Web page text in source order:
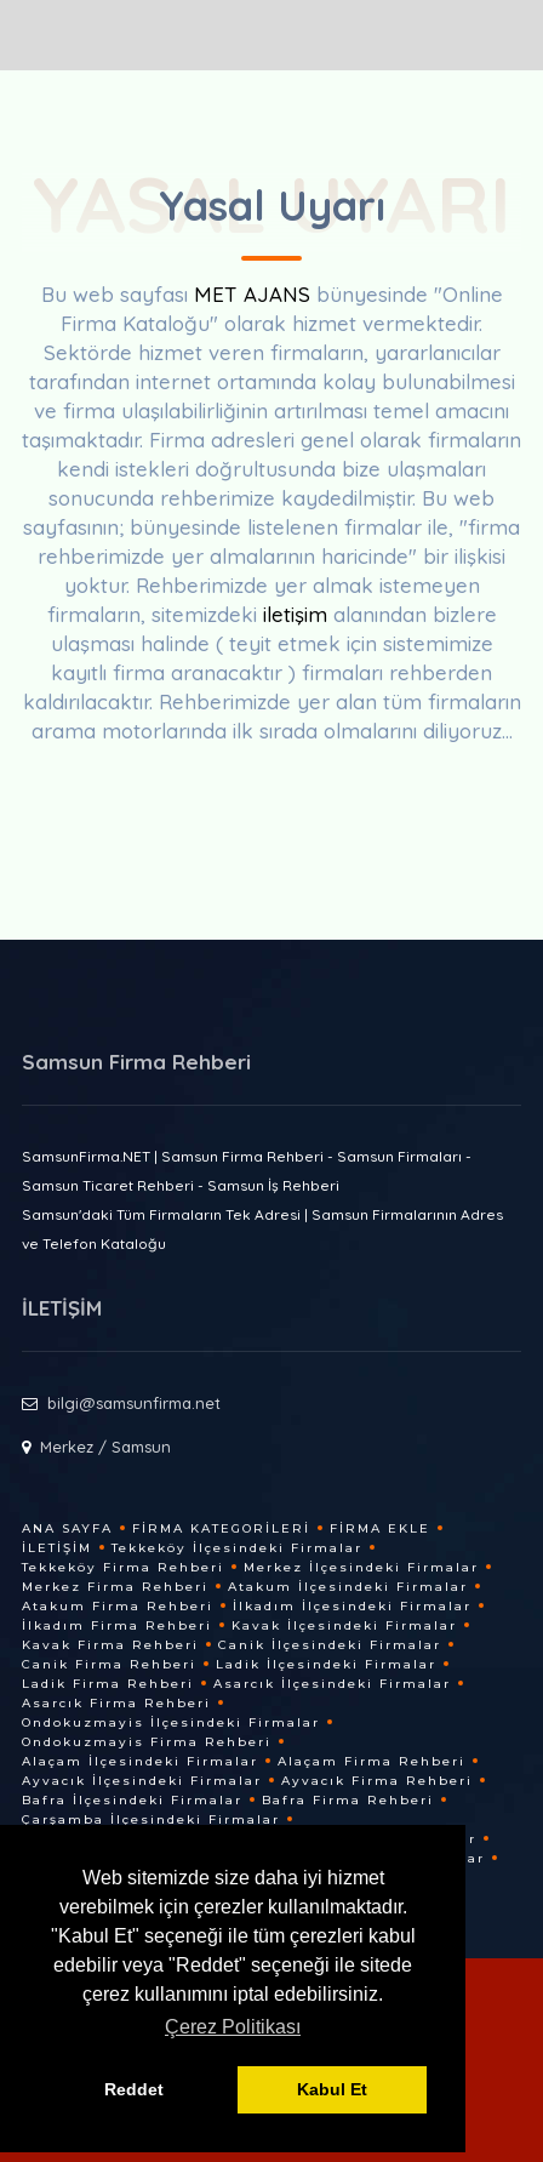
Web sitemizde size daha iyi hizmet
verebilmek için çerezler kullanılmaktadır.
"Kabul Et" seçeneği ile tüm çerezleri kabul
edebilir veya "Reddet" seçeneği ile sitede
çerez kullanımını iptal edebilirsiniz.
Çerez Politikası
Reddet Kabul Et
Yasal Uyarı
YASAL UYARI
Bu web sayfası MET AJANS bünyesinde "Online
Firma Kataloğu" olarak hizmet vermektedir.
Sektörde hizmet veren firmaların, yararlanıcılar
tarafından internet ortamında kolay bulunabilmesi
ve firma ulaşılabilirliğinin artırılması temel amacını
taşımaktadır. Firma adresleri genel olarak firmaların
kendi istekleri doğrultusunda bize ulaşmaları
sonucunda rehberimize kaydedilmiştir. Bu web
sayfasının; bünyesinde listelenen firmalar ile, "firma
rehberimizde yer almalarının haricinde" bir ilişkisi
yoktur. Rehberimizde yer almak istemeyen
firmaların, sitemizdeki iletişim alanından bizlere
ulaşması halinde ( teyit etmek için sistemimize
kayıtlı firma aranacaktır ) firmaları rehberden
kaldırılacaktır. Rehberimizde yer alan tüm firmaların
arama motorlarında ilk sırada olmalarını diliyoruz...
Samsun Firma Rehberi
SamsunFirma.NET | Samsun Firma Rehberi - Samsun Firmaları -
Samsun Ticaret Rehberi - Samsun İş Rehberi
Samsun'daki Tüm Firmaların Tek Adresi | Samsun Firmalarının Adres
ve Telefon Kataloğu
İLETİŞİM
bilgi@samsunfirma.net
Merkez / Samsun
ANA SAYFA FIRMA KATEGORILERI
FIRMA EKLE
İLETIŞIM
Tekkeköy İlçesindeki Firmalar
Tekkeköy Firma Rehberi
Merkez İlçesindeki Firmalar
Merkez Firma Rehberi
Atakum İlçesindeki Firmalar
Atakum Firma Rehberi
İlkadım İlçesindeki Firmalar
İlkadım Firma Rehberi
Kavak İlçesindeki Firmalar
Kavak Firma Rehberi
Canik İlçesindeki Firmalar
Canik Firma Rehberi
Ladik İlçesindeki Firmalar
Ladik Firma Rehberi
Asarcık İlçesindeki Firmalar
Asarcık Firma Rehberi
Ondokuzmayis İlçesindeki Firmalar
Ondokuzmayis Firma Rehberi
Alaçam İlçesindeki Firmalar
Alaçam Firma Rehberi
Ayvacık İlçesindeki Firmalar
Ayvacık Firma Rehberi
Bafra İlçesindeki Firmalar
Bafra Firma Rehberi
Çarşamba İlçesindeki Firmalar
Terme İlçesindeki Firmalar
Vezirköprü İlçesindeki Firmalar
Vezirköprü Firma Rehberi
© @ 2016. Her Hakkı Saklıdır.